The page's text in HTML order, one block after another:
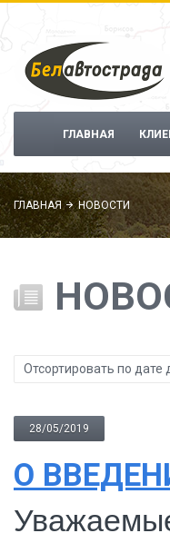
Перейти к основному
ГЛАВНАЯ
ГЛАВНАЯ НОВОСТИ
Отсортировать по дате
28/05/2019
О